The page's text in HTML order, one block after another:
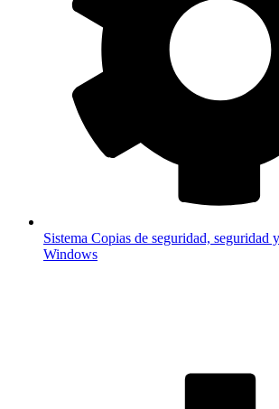
Sistema Copias de seguridad, seguridad
Windows